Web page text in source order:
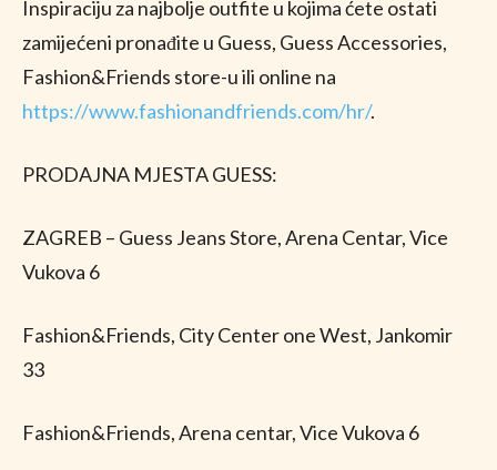
Inspiraciju za najbolje outfite u kojima ćete ostati
zamijećeni pronađite u Guess, Guess Accessories,
Fashion&Friends store-u ili online na
https://www.fashionandfriends.com/hr/.
PRODAJNA MJESTA GUESS:
ZAGREB – Guess Jeans Store, Arena Centar, Vice
Vukova 6
Fashion&Friends, City Center one West, Jankomir
33
Fashion&Friends, Arena centar, Vice Vukova 6